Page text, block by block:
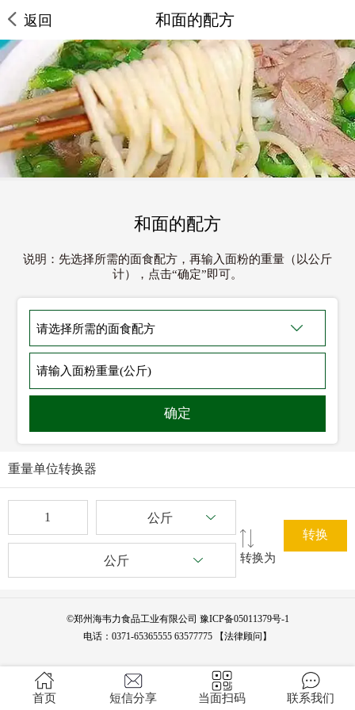
返回 和面的配方
和面的配方
说明：先选择所需的面食配方，再输入面粉的重量（以公斤
计），点击“确定”即可。
请选择所需的面食配方
确定
重量单位转换器
公斤
公斤 转换为
转换
©郑州海韦力食品工业有限公司 豫ICP备05011379号-1
电话： 0371-65365555 63577775 【法律顾问】
首页 短信分享 当面扫码 联系我们